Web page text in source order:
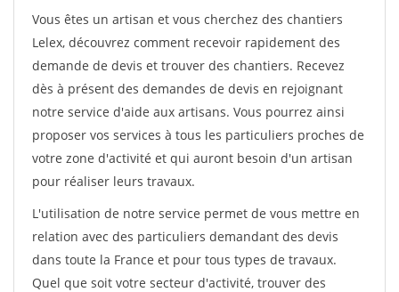
Vous êtes un artisan et vous cherchez des chantiers
Lelex, découvrez comment recevoir rapidement des
demande de devis et trouver des chantiers. Recevez
dès à présent des demandes de devis en rejoignant
notre service d'aide aux artisans. Vous pourrez ainsi
proposer vos services à tous les particuliers proches de
votre zone d'activité et qui auront besoin d'un artisan
pour réaliser leurs travaux.
L'utilisation de notre service permet de vous mettre en
relation avec des particuliers demandant des devis
dans toute la France et pour tous types de travaux.
Quel que soit votre secteur d'activité, trouver des